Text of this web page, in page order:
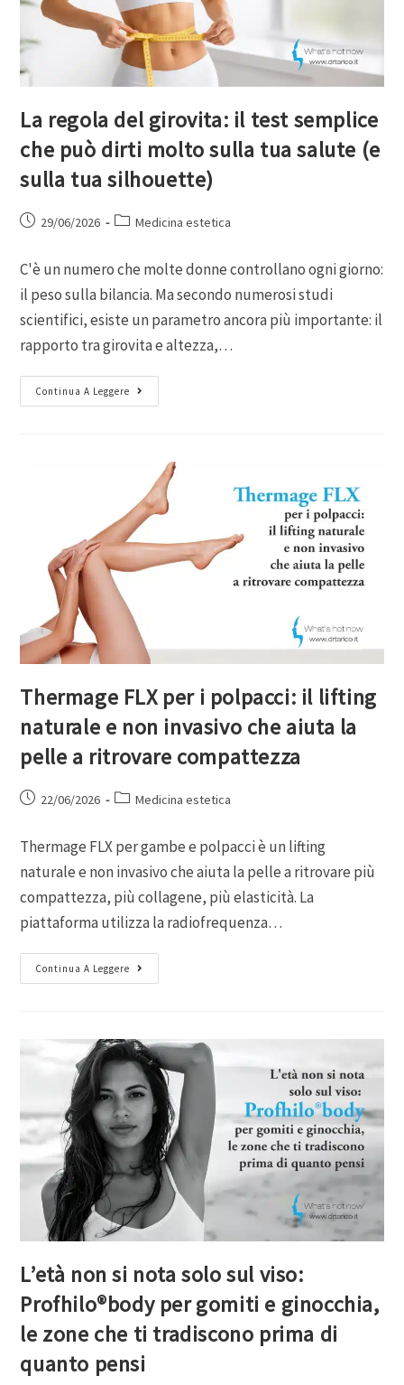
La regola del girovita: il test semplice
che può dirti molto sulla tua salute (e
sulla tua silhouette)
29/06/2026 Medicina estetica
C'è un numero che molte donne controllano ogni giorno:
il peso sulla bilancia. Ma secondo numerosi studi
scientifici, esiste un parametro ancora più importante: il
rapporto tra girovita e altezza,…
Continua A Leggere
Thermage FLX per i polpacci: il lifting
naturale e non invasivo che aiuta la
pelle a ritrovare compattezza
22/06/2026 Medicina estetica
Thermage FLX per gambe e polpacci è un lifting
naturale e non invasivo che aiuta la pelle a ritrovare più
compattezza, più collagene, più elasticità. La
piattaforma utilizza la radiofrequenza…
Continua A Leggere
L’età non si nota solo sul viso:
Profhilo®body per gomiti e ginocchia,
le zone che ti tradiscono prima di
quanto pensi